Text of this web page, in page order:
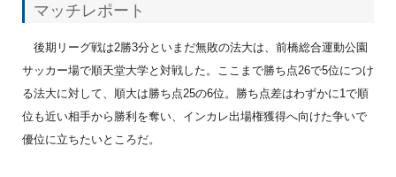
マッチレポート
後期リーグ戦は2勝3分といまだ無敗の法大は、前橋総合運動公園
サッカー場で順天堂大学と対戦した。ここまで勝ち点26で5位につけ
る法大に対して、順大は勝ち点25の6位。勝ち点差はわずかに1で順
位も近い相手から勝利を奪い、インカレ出場権獲得へ向けた争いで
優位に立ちたいところだ。